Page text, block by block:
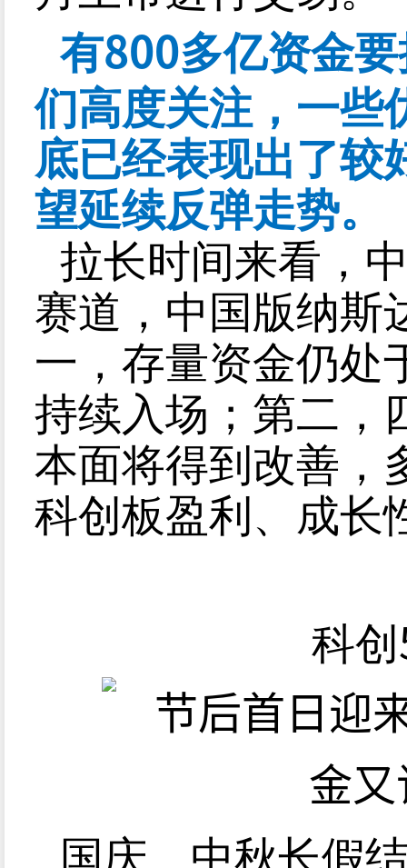
有800多亿资金
们高度关注，一些
底已经表现出了较
望延续反弹走势。
拉长时间来看，
赛道，中国版纳斯
一，存量资金仍处
持续入场；第二，
本面将得到改善，
科创板盈利、成长
科创
国庆、中秋长假